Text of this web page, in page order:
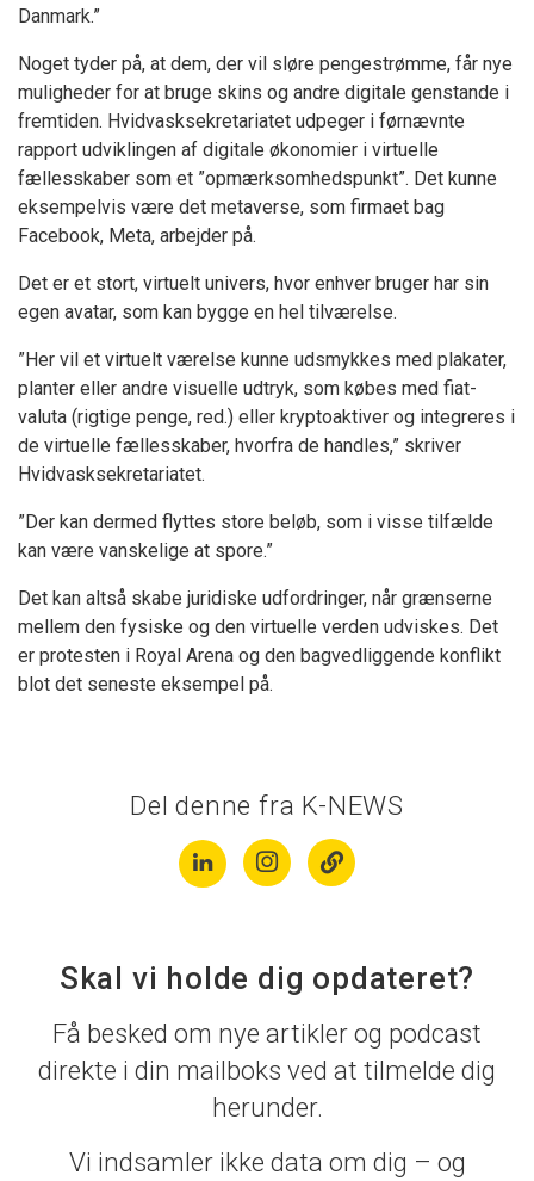
Danmark.”
Noget tyder på, at dem, der vil sløre pengestrømme, får nye
muligheder for at bruge skins og andre digitale genstande i
fremtiden. Hvidvasksekretariatet udpeger i førnævnte
rapport udviklingen af digitale økonomier i virtuelle
fællesskaber som et ”opmærksomhedspunkt”. Det kunne
eksempelvis være det metaverse, som firmaet bag
Facebook, Meta, arbejder på.
Det er et stort, virtuelt univers, hvor enhver bruger har sin
egen avatar, som kan bygge en hel tilværelse.
”Her vil et virtuelt værelse kunne udsmykkes med plakater,
planter eller andre visuelle udtryk, som købes med fiat-
valuta (rigtige penge, red.) eller kryptoaktiver og integreres i
de virtuelle fællesskaber, hvorfra de handles,” skriver
Hvidvasksekretariatet.
”Der kan dermed flyttes store beløb, som i visse tilfælde
kan være vanskelige at spore.”
Det kan altså skabe juridiske udfordringer, når grænserne
mellem den fysiske og den virtuelle verden udviskes. Det
er protesten i Royal Arena og den bagvedliggende konflikt
blot det seneste eksempel på.
Del denne fra K-NEWS
Skal vi holde dig opdateret?
Få besked om nye artikler og podcast
direkte i din mailboks ved at tilmelde dig
herunder.
Vi indsamler ikke data om dig – og